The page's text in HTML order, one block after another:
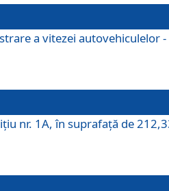
a vitezei autovehiculelor
nr. 1A, în suprafaţă de